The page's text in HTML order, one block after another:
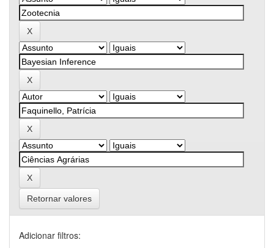
Retornar valores
Adicionar filtros: